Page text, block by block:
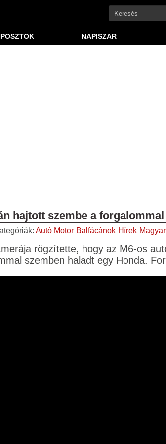
NAPISZAR
hajtott szembe a
Autó Motor Balfácánok Hírek Magyar
rögzítette, hogy az M6-os
szemben haladt egy Honda.